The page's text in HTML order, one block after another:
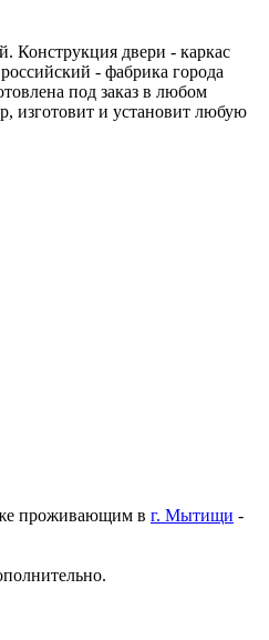
Конструкция двери - каркас
- фабрика города
под заказ в любом
изготовит и установит любую
проживающим в г. Мытищи -